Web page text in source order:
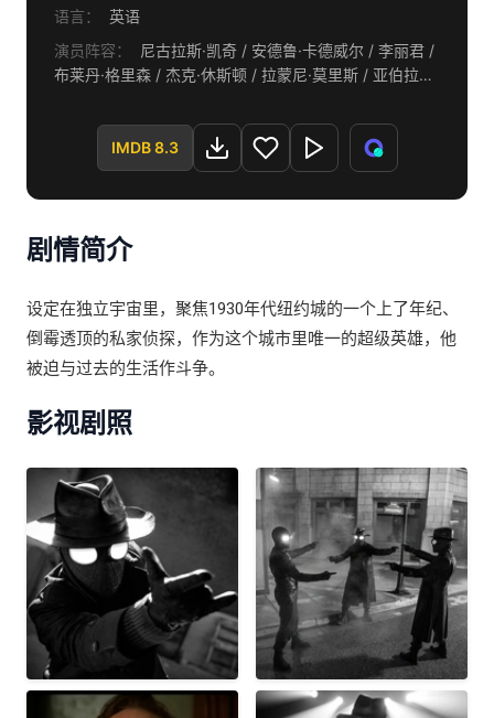
语言：
英语
演员阵容：
尼古拉斯·凯奇 / 安德鲁·卡德威尔 / 李丽君 /
布莱丹·格里森 / 杰克·休斯顿 / 拉蒙尼·莫里斯 / 亚伯拉罕·
桑德里亚·皮茨 / 斯科特·麦克阿瑟 / 卢卡斯·哈斯 / 阿曼达·
舒尔 / 埃米·阿奎诺
IMDB 8.3
剧情简介
设定在独立宇宙里，聚焦1930年代纽约城的一个上了年纪、
倒霉透顶的私家侦探，作为这个城市里唯一的超级英雄，他
被迫与过去的生活作斗争。
影视剧照